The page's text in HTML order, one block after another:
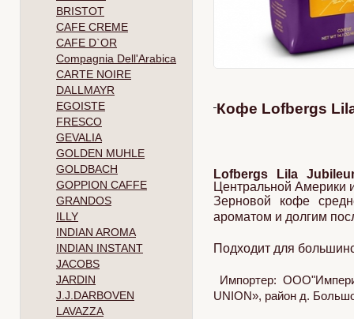
BRISTOT
CAFE CREME
CAFE D`OR
Compagnia Dell'Arabica
CARTE NOIRE
DALLMAYR
EGOISTE
FRESCO
GEVALIA
GOLDEN MUHLE
GOLDBACH
GOPPION CAFFE
GRANDOS
ILLY
INDIAN AROMA
INDIAN INSTANT
JACOBS
JARDIN
J.J.DARBOVEN
LAVAZZA
Кофе Lofbergs
Lofbergs Lila
Центральной Америки
Зерновой кофе
ароматом и долгим
Подходит для
Импортер:
UNION», район д.